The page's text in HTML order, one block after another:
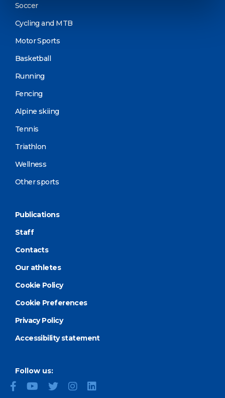
Soccer
Cycling and MTB
Motor Sports
Basketball
Running
Fencing
Alpine skiing
Tennis
Triathlon
Wellness
Other sports
Publications
Staff
Contacts
Our athletes
Cookie Policy
Cookie Preferences
Privacy Policy
Accessibility statement
Follow us: